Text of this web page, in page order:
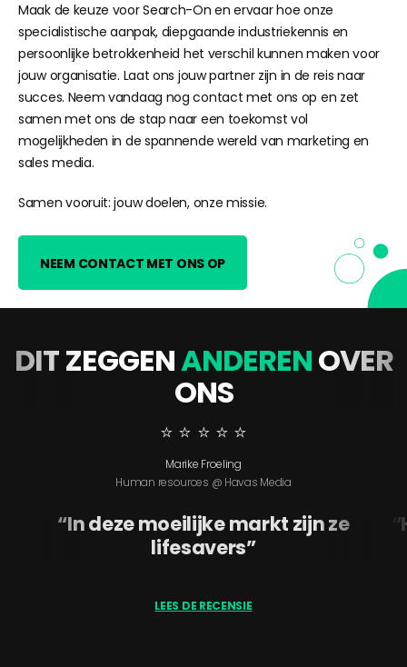
Maak de keuze voor Search-On en ervaar hoe onze
specialistische aanpak, diepgaande industriekennis en
persoonlijke betrokkenheid het verschil kunnen maken voor
jouw organisatie. Laat ons jouw partner zijn in de reis naar
succes. Neem vandaag nog contact met ons op en zet
samen met ons de stap naar een toekomst vol
mogelijkheden in de spannende wereld van marketing en
sales media.
Samen vooruit: jouw doelen, onze missie.
NEEM CONTACT MET ONS OP
DIT ZEGGENANDERENOVER
ONS
⭐️ ⭐️ ⭐️ ⭐️ ⭐
Marike Froeling
Human resources @ Havas Media
In deze moeilijke markt zijn ze
lifesavers
LEES DE RECENSIE